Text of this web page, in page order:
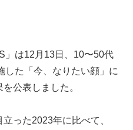
」は12月13日、10〜50代
した「今、なりたい顔」に
公表しました。
った2023年に比べて、